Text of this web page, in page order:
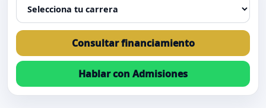
Consultar financiamiento
Hablar con Admisiones